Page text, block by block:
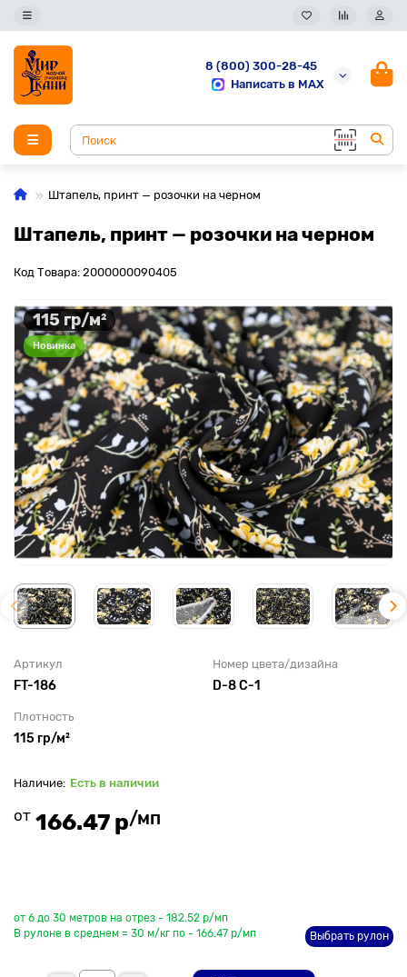
8 (800) 300-28-45
Написать в MAX
Штапель, принт — розочки на черном
Штапель, принт — розочки на черном
Код Товара: 2000000090405
115 гр/м²
Новинка
Артикул
FT-186
Номер цвета/дизайна
D-8 C-1
Плотность
115 гр/м²
Есть в наличии
от 166.47 р/мп
от 6 до 30 метров на отрез - 182.52 р/мп
В рулоне в среднем = 30 м/кг по - 166.47 р/мп
Выбрать рулон